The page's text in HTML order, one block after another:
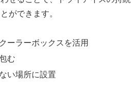
ができます。
ーラーボックスを活用
む
い場所に設置